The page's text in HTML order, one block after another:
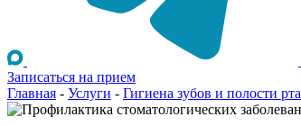
Записаться на прием
Главная - Услуги - Гигиена зубов и полости рта